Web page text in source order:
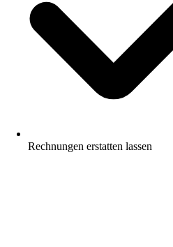
Rechnungen erstatten lassen